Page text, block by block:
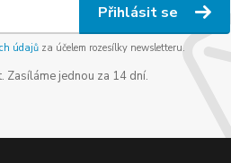
Přihlásit se
údajůza účelem rozesílky newsletteru.
Zasíláme jednou za 14 dní.